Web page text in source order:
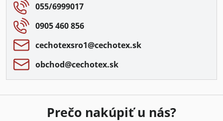
055/6999017
0905 460 856
cechotexsro1​@cechotex​.sk
obchod​@cechotex​.sk
Prečo nakúpiť u nás?